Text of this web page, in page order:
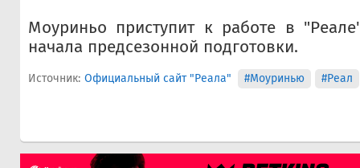
Моуриньо приступит к работе в
начала предсезонной подготовки.
Источник: Официальный сайт "Реала" #Моуринью #Реал